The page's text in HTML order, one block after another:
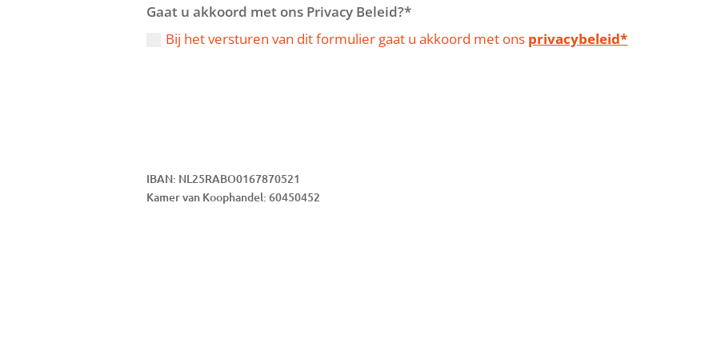
Gaat u akkoord met ons Privacy Beleid?*
Bij het versturen van dit formulier gaat u akkoord met ons privacybeleid*
IBAN: NL25RABO0167870521
Kamer van Koophandel: 60450452